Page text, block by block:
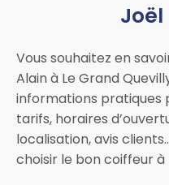
Joël
Vous souhaitez en
Alain à Le Grand
informations pratiques
tarifs, horaires
localisation, avis
choisir le bon coiffeur à